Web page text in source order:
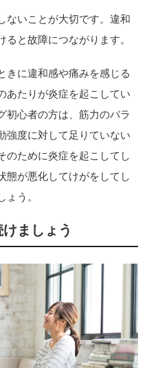
ないことが大切です。違和
と故障につながります。
きに違和感や痛みを感じる
あたりが炎症を起こしてい
初心者の方は、筋力のバラ
強度に対して足りていない
のために炎症を起こしてし
態が悪化してけがをしてし
う。
ましょう